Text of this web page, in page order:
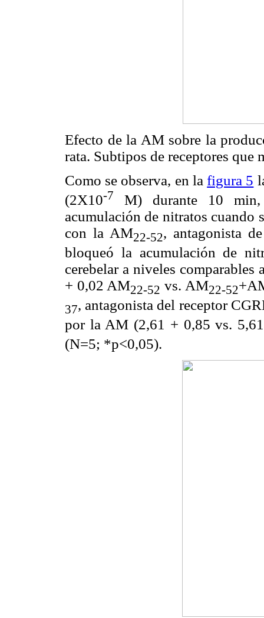
Efecto de la AM sobre la
rata. Subtipos de receptores que
Como se observa, en lafigura 5
(2X10-7
M) durante 10 min,
acumulación de nitratos cuando
con la AM22-52, antagonista
bloqueó la acumulación de
cerebelar a niveles comparables
+ 0,02 AM22-52 vs. AM22-52
37, antagonista del receptor
por la AM (2,61 + 0,85 vs.
(N=5; *p<0,05).